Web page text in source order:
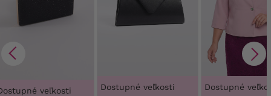
veľkosti Dostupné veľkosti Dostupné